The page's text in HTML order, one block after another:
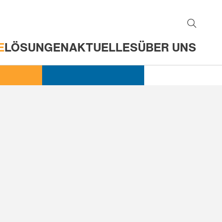
LÖSUNGENAKTUELLESÜBER UNS